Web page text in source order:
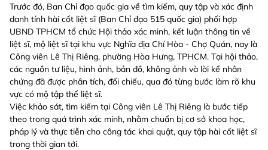
Trước đó, Ban Chỉ đạo quốc gia về tìm kiếm, quy tập và xác định
danh tính hài cốt liệt sĩ (Ban Chỉ đạo 515 quốc gia) phối hợp
UBND TPHCM tổ chức Hội thảo xác minh, kết luận thông tin về
liệt sĩ, mộ liệt sĩ tại khu vực Nghĩa địa Chí Hòa - Chợ Quán, nay là
Công viên Lê Thị Riêng, phường Hòa Hưng, TPHCM. Tại hội thảo,
các nguồn tư liệu, hình ảnh, bản đồ, không ảnh và lời kể nhân
chứng đã được phân tích, đối chiếu, qua đó từng bước làm rõ khu
vực có mộ tập thể liệt sĩ.
Việc khảo sát, tìm kiếm tại Công viên Lê Thị Riêng là bước tiếp
theo trong quá trình xác minh, nhằm chuẩn bị cơ sở khoa học,
pháp lý và thực tiễn cho công tác khai quật, quy tập hài cốt liệt sĩ
trong thời gian tới.